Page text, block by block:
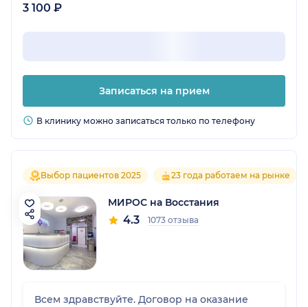
3 100 ₽
Записаться на прием
В клинику можно записаться только по телефону
Выбор пациентов 2025 23 года работаем на рынке
МИРОС на Восстания
4.3 1073 отзыва
Всем здравствуйте. Договор на оказание